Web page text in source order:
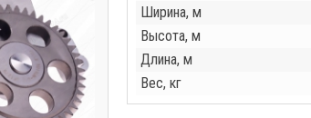
Ширина, м
Высота, м
Длина, м
Вес, кг